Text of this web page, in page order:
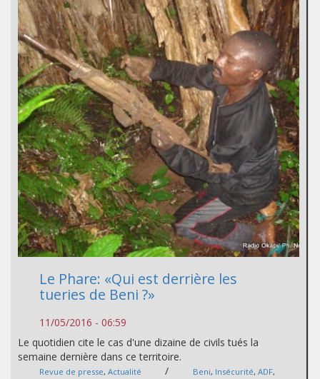
Le Phare: «Qui est derrière les
tueries de Beni ?»
11/05/2016 - 06:59
Le quotidien cite le cas d'une dizaine de civils tués la
semaine dernière dans ce territoire.
Revue de presse, Actualité / Beni, Insécurité, ADF,